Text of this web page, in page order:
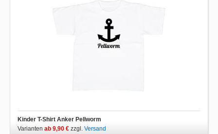
Kinder T-Shirt Anker Pellworm
Varianten ab 9,90 € zzgl. Versand